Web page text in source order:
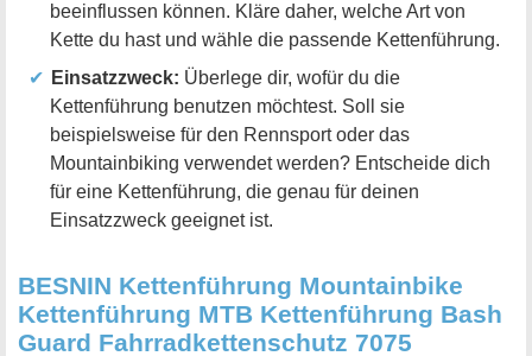
beeinflussen können. Kläre daher, welche Art von
Kette du hast und wähle die passende Kettenführung.
Einsatzzweck: Überlege dir, wofür du die
Kettenführung benutzen möchtest. Soll sie
beispielsweise für den Rennsport oder das
Mountainbiking verwendet werden? Entscheide dich
für eine Kettenführung, die genau für deinen
Einsatzzweck geeignet ist.
BESNIN Kettenführung Mountainbike
Kettenführung MTB Kettenführung Bash
Guard Fahrradkettenschutz 7075